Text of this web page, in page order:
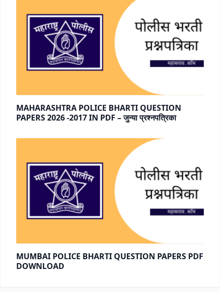
MAHARASHTRA POLICE BHARTI QUESTION
PAPERS 2026 -2017 IN PDF – जुन्या प्रश्नपत्रिका
MUMBAI POLICE BHARTI QUESTION PAPERS PDF
DOWNLOAD